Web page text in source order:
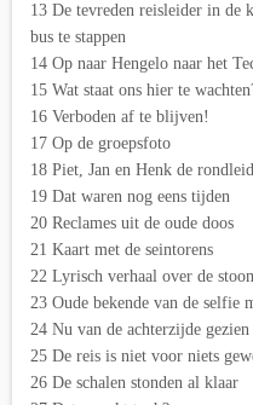
13 De tevreden reisleider in de
bus te stappen
14 Op naar Hengelo naar het
15 Wat staat ons hier te
16 Verboden af te blijven!
17 Op de groepsfoto
18 Piet, Jan en Henk de
19 Dat waren nog eens tijden
20 Reclames uit de oude doos
21 Kaart met de seintorens
22 Lyrisch verhaal over de
23 Oude bekende van de selfie
24 Nu van de achterzijde gezien
25 De reis is niet voor niets
26 De schalen stonden al klaar